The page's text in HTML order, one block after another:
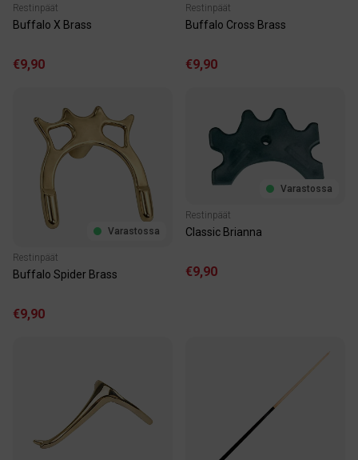
Restinpäät
Buffalo X Brass
€9,90
Restinpäät
Buffalo Cross Brass
€9,90
Varastossa
Restinpäät
Buffalo Spider Brass
€9,90
Varastossa
Restinpäät
Classic Brianna
€9,90